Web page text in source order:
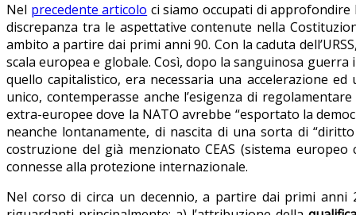
Nel precedente articolo ci siamo occupati di approfondire
discrepanza tra le aspettative contenute nella
ambito a partire dai primi anni 90. Con la caduta
scala europea e globale. Così, dopo la sanguinosa
quello capitalistico, era necessaria una accelerazione
unico, contemperasse anche l’esigenza di
extra-europee dove la NATO avrebbe “esportato la
neanche lontanamente, di nascita di una sorta di
costruzione del già menzionato CEAS (sistema
connesse alla protezione internazionale.
Nel corso di circa un decennio, a partire dai primi